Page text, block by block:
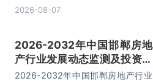
主要包括行业投资策略分析、投资风
2026-08-07
2026-2032年中国邯郸房地
产行业发展动态监测及投资机
会洞察报告
2026-2032年中国邯郸房地产行业